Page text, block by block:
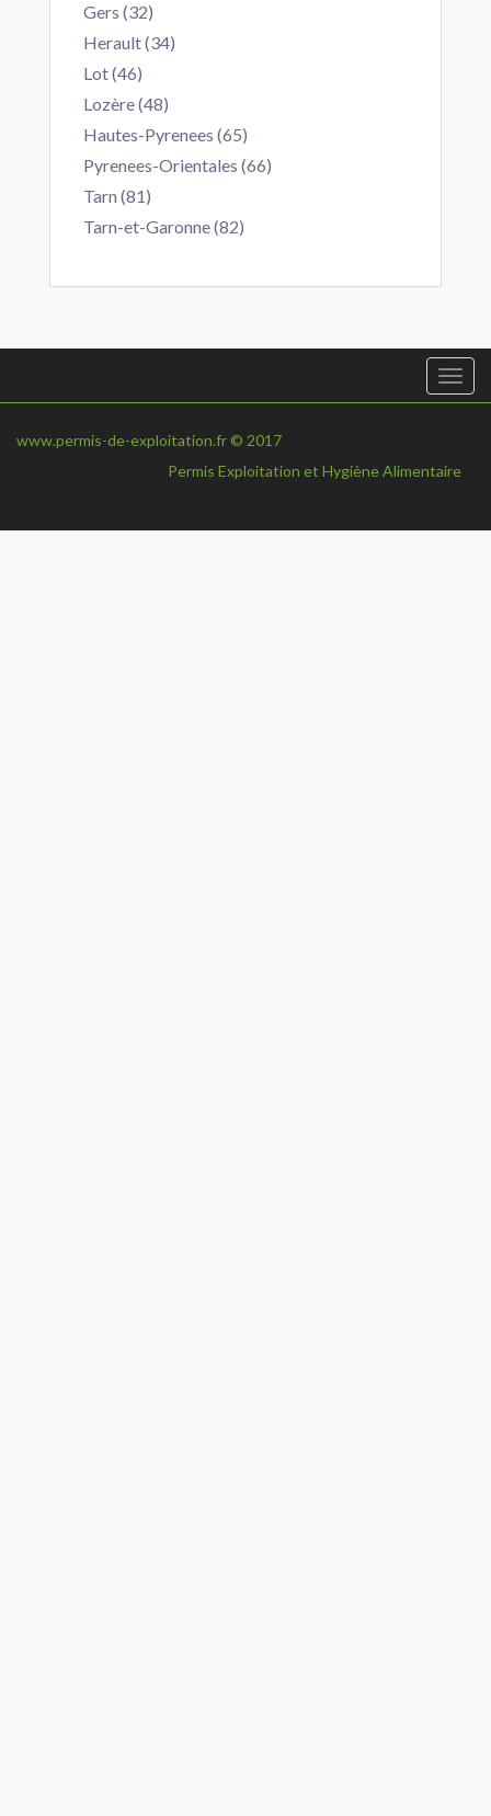
Gers (32)
Herault (34)
Lot (46)
Lozère (48)
Hautes-Pyrenees (65)
Pyrenees-Orientales (66)
Tarn (81)
Tarn-et-Garonne (82)
www.permis-de-exploitation.fr © 2017
Permis Exploitation et Hygiène Alimentaire